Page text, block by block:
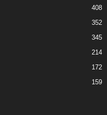
408
352
345
214
172
159